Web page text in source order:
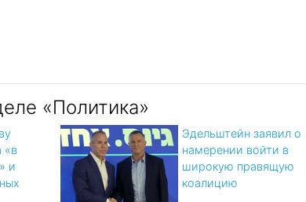
«Политика»
«в
и
Эдельштейн заявил о
намерении войти в
широкую правящую
коалицию